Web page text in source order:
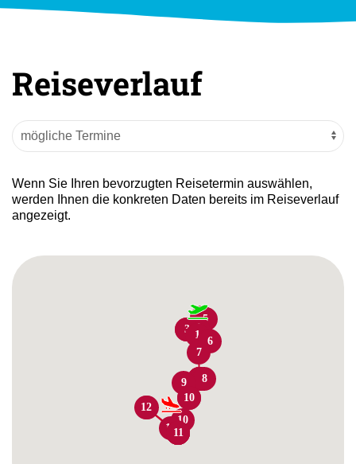
Reiseverlauf
Wenn Sie Ihren bevorzugten Reisetermin auswählen,
werden Ihnen die konkreten Daten bereits im Reiseverlauf
angezeigt.
2 2
3
5
6
7
8
9
9
10
10
10
10
11
11
12
12
12